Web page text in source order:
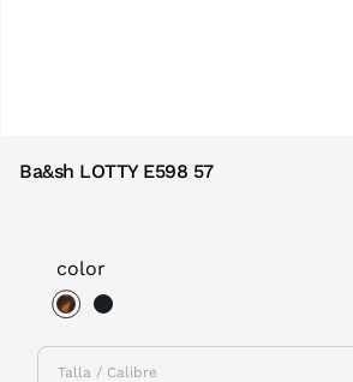
Ba&sh LOTTY E598 57
color
Talla / Calibre